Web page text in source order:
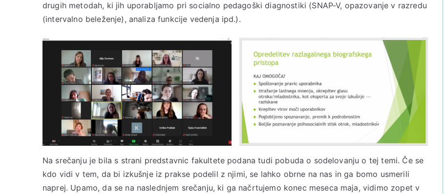
drugih metodah, ki jih uporabljamo pri socialno pedagoški diagnostiki (SNAP-V, opazovanje v razredu
(intervalno beleženje), analiza funkcije vedenja ipd.).
Na srečanju je bila s strani predstavnic fakultete podana tudi pobuda o sodelovanju o tej temi. Če se
kdo vidi v tem, da bi izkušnje iz prakse podelil z njimi, se lahko obrne na nas in ga bomo usmerili
naprej. Upamo, da se na naslednjem srečanju, ki ga načrtujemo konec meseca maja, vidimo zopet v